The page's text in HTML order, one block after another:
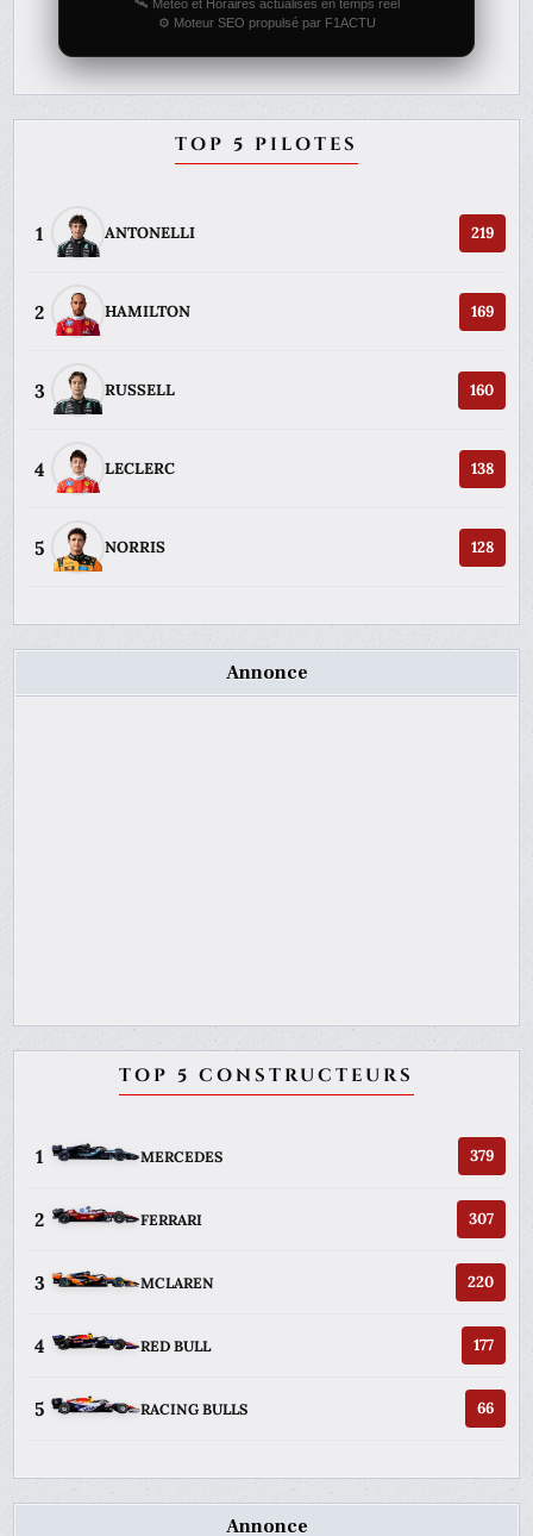
🛰️ Météo et Horaires actualisés en temps réel
⚙️ Moteur SEO propulsé par F1ACTU
TOP 5 PILOTES
1 ANTONELLI 219
2 HAMILTON 169
3 RUSSELL 160
4 LECLERC 138
5 NORRIS 128
Annonce
TOP 5 CONSTRUCTEURS
1 MERCEDES 379
2 FERRARI 307
3 MCLAREN 220
4 RED BULL 177
5 RACING BULLS 66
Annonce